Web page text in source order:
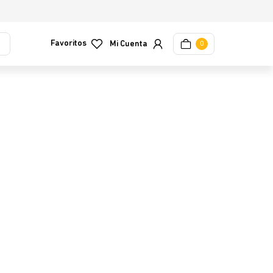
Favoritos 0